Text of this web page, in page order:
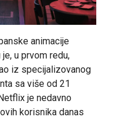
animacije
u prvom redu,
iz specijalizovanog
sa više od 21
je nedavno
korisnika danas